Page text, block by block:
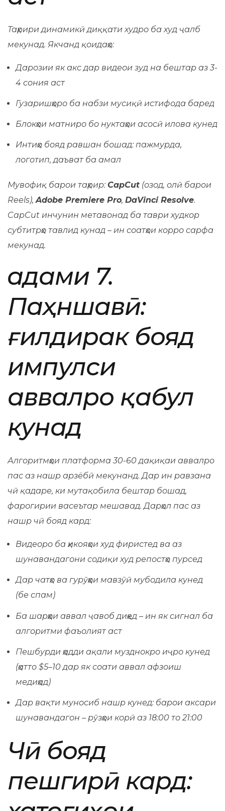
Таҳрири динамикӣ диққати худро ба худ ҷалб
мекунад. Якчанд қоидаҳо:
Дарозии як акс дар видеои зуд на бештар аз 3-
4 сония аст
Гузаришҳоро ба набзи мусиқӣ истифода баред
Блокҳои матниро бо нуктаҳои асосӣ илова кунед
Интиҳо бояд равшан бошад: пажмурда,
логотип, даъват ба амал
Мувофиқ барои таҳрир: CapCut (озод, олӣ барои
Reels),Adobe Premiere Pro, DaVinci Resolve.
CapCut инчунин метавонад ба таври худкор
субтитрҳо тавлид кунад – ин соатҳои корро сарфа
мекунад.
Қадами 7.
Паҳншавӣ:
ғилдирак бояд
импулси
аввалро қабул
кунад
Алгоритмҳои платформа 30-60 дақиқаи аввалро
пас аз нашр арзёбӣ мекунанд. Дар ин равзана
чӣ қадаре, ки мутақобила бештар бошад,
фарогирии васеътар мешавад. Дарҳол пас аз
нашр чӣ бояд кард:
Видеоро ба ҳикояҳои худ фиристед ва аз
шунавандагони содиқи худ репостҳо пурсед
Дар чатҳо ва гурӯҳҳои мавзӯӣ мубодила кунед
(бе спам)
Ба шарҳҳои аввал ҷавоб диҳед – ин як сигнал ба
алгоритми фаъолият аст
Пешбурди ҳадди ақали музднокро иҷро кунед
(ҳатто $5–10 дар як соати аввал афзоиш
медиҳад)
Дар вақти муносиб нашр кунед: барои аксари
шунавандагон – рӯзҳои корӣ аз 18:00 то 21:00
Чӣ бояд
пешгирӣ кард: